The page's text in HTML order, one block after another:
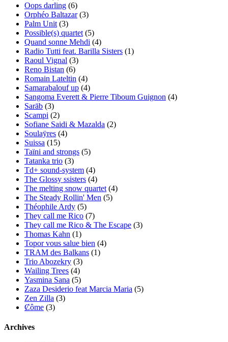
Oops darling (6)
Orphéo Baltazar(3)
Palm Unit (3)
Possible(s) quartet (5)
Quand sonne Mehdi (4)
Radio Tutti feat. Barilla Sisters (1)
Raoul Vignal (3)
Reno Bistan (6)
Romain Lateltin (4)
Samarabalouf up (4)
Sangoma Everett & Pierre Tiboum Guignon (4)
Sarāb (3)
Scampi (2)
Sofiane Saidi & Mazalda (2)
Soulaÿres (4)
Suissa (15)
Taïni and strongs (5)
Tatanka trio (3)
Td+ sound-system (4)
The Glossy ssisters (4)
The melting snow quartet (4)
The Steady Rollin' Men (5)
Théophile Ardy (5)
They call me Rico (7)
They call me Rico & The Escape (3)
Thomas Kahn (1)
Topor vous salue bien (4)
TRAM des Balkans (1)
Trio Abozekry (3)
Wailing Trees (4)
Yasmina Sana (5)
Zaza Desiderio feat Marcia Maria (5)
Zen Zilla (3)
Ȼôme (3)
Archives